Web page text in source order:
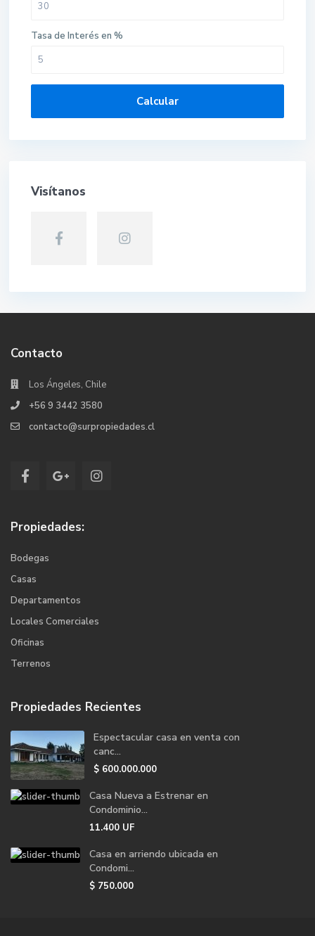
Tasa de Interés en %
Calcular
Visítanos
Contacto
Los Ángeles, Chile
+56 9 3442 3580
contacto@surpropiedades.cl
Propiedades:
Bodegas
Casas
Departamentos
Locales Comerciales
Oficinas
Terrenos
Propiedades Recientes
Espectacular casa en venta con
canc...
$ 600.000.000
Casa Nueva a Estrenar en
Condominio...
11.400 UF
Casa en arriendo ubicada en
Condomi...
$ 750.000